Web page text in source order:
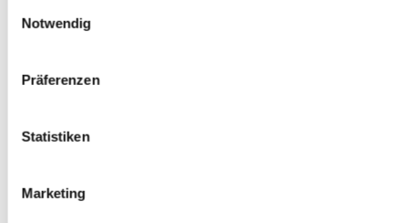
Notwendig
Präferenzen
Statistiken
Marketing
0